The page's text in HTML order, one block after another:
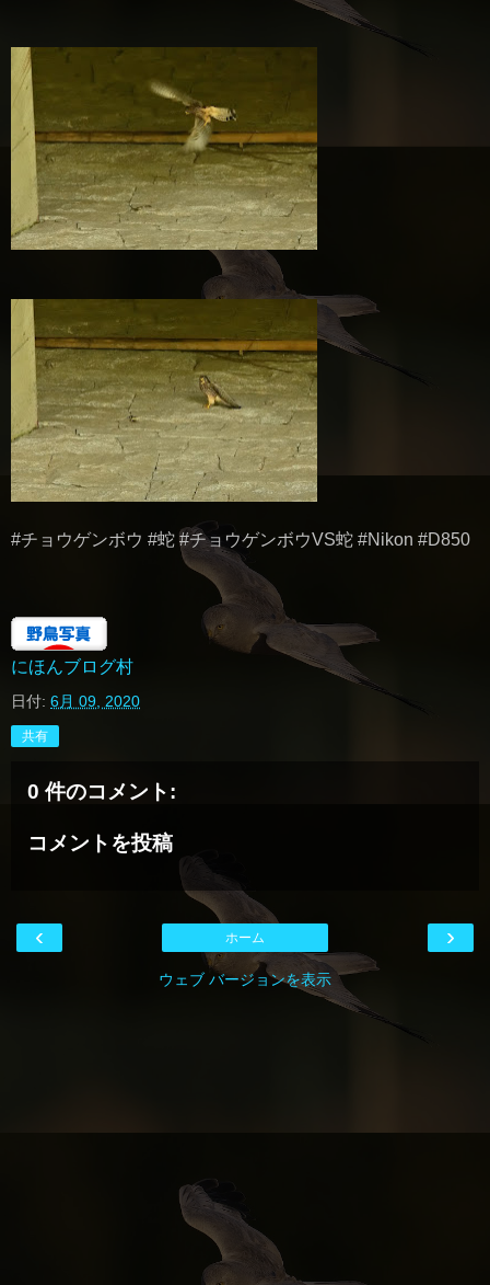
#チョウゲンボウ #蛇 #チョウゲンボウVS蛇 #Nikon #D850
にほんブログ村
日付: 6月 09, 2020
共有
0 件のコメント:
コメントを投稿
‹ ›
ホーム
ウェブ バージョンを表示